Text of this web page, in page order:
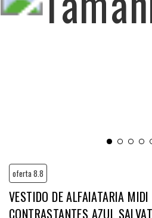
oferta 8.8
VESTIDO DE ALFAIATARIA
CONTRASTANTES AZUL